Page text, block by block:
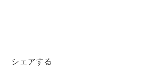
シェアする